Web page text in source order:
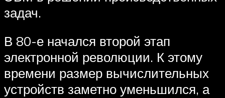
задач.
В 80-е начался второй этап
электронной революции. К этому
времени размер вычислительных
устройств заметно уменьшился, а